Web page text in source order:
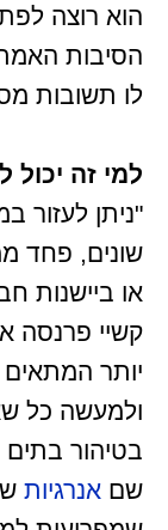
הוא רוצה
הסיבות
לו תשובות
למי זה יכול
"ניתן לעזור
שונים, פחד
או ביישנות
קשיי פרנסה
יותר המתאים
ולמעשה כל
בטיהור בתים
שם אנרגיות